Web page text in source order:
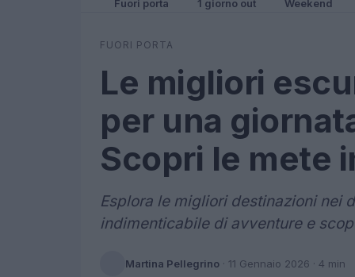
Fuori porta 1 giorno out Weekend
FUORI PORTA
Le migliori
per una
Scopri le mete
Esplora le migliori destinazioni nei
indimenticabile di avventure e
Martina Pellegrino · 11 Gennaio 2026 · 4 min